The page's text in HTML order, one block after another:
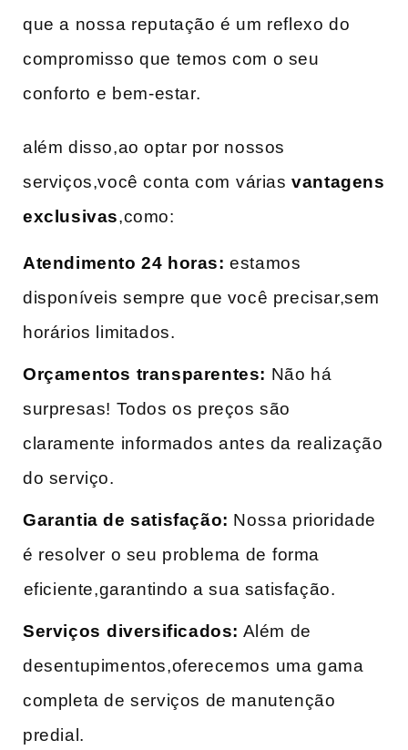
que a nossa reputação é um reflexo do
compromisso que ‌temos com o seu
conforto⁢ e bem-estar.
além disso,ao optar por nossos
serviços,você conta com⁣ váriasvantagens
exclusivas,como:
Atendimento 24 horas: estamos
disponíveis sempre ‌que você precisar,sem
horários limitados.
Orçamentos transparentes: Não há
surpresas! Todos os preços são
claramente informados antes da realização
do serviço.
Garantia de satisfação: Nossa prioridade
é resolver o seu problema de ⁢forma
⁤eficiente,garantindo a sua satisfação.
Serviços ⁣diversificados: Além de
desentupimentos,oferecemos⁢ uma gama
completa de serviços de manutenção
predial.